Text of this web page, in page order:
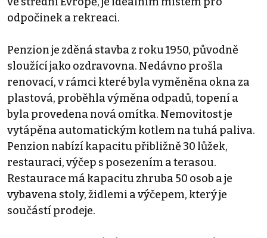
odpočinek a rekreaci.
Penzion je zděná stavba z roku 1950, původně
sloužící jako ozdravovna. Nedávno prošla
renovací, v rámci které byla vyměněna okna za
plastová, proběhla výměna odpadů, topení a
byla provedena nová omítka. Nemovitost je
vytápěna automatickým kotlem na tuhá paliva.
Penzion nabízí kapacitu přibližně 30 lůžek,
restauraci, výčep s posezením a terasou.
Restaurace má kapacitu zhruba 50 osob a je
vybavena stoly, židlemi a výčepem, který je
součástí prodeje.